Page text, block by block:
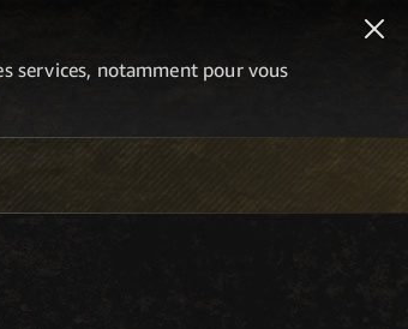
services, notamment pour vous